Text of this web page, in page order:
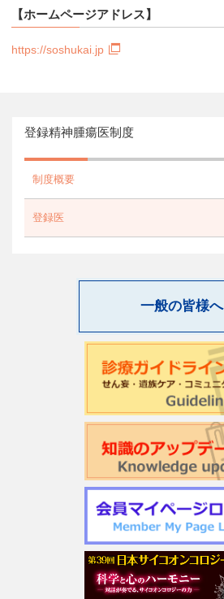
【ホームページアドレス】
https://soshukai.jp
登録精神腫瘍医制度
制度概要
登録医
一般の皆様へ